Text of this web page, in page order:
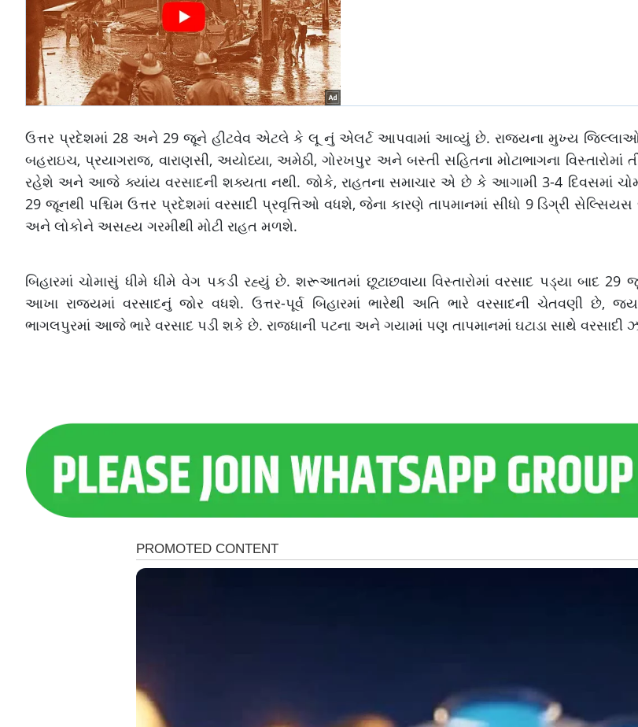
ઉત્તર પ્રદેશમાં 28 અને 29 જૂને હીટવેવ એટલે કે લૂ નું એલર્ટ આપવામાં આવ્યું છે. રાજ્યના મુખ્ય જિલ્લાઓ
બહરાઇચ, પ્રયાગરાજ, વારાણસી, અયોધ્યા, અમેઠી, ગોરખપુર અને બસ્તી સહિતના મોટાભાગના વિસ્તારોમાં
રહેશે અને આજે ક્યાંય વરસાદની શક્યતા નથી. જોકે, રાહતના સમાચાર એ છે કે આગામી 3-4 દિવસમાં
29 જૂનથી પશ્ચિમ ઉત્તર પ્રદેશમાં વરસાદી પ્રવૃત્તિઓ વધશે, જેના કારણે તાપમાનમાં સીધો 9 ડિગ્રી સેલ્સિયસ
અને લોકોને અસહ્ય ગરમીથી મોટી રાહત મળશે.
બિહારમાં ચોમાસું ધીમે ધીમે વેગ પકડી રહ્યું છે. શરૂઆતમાં છૂટાછવાયા વિસ્તારોમાં વરસાદ પડ્યા બાદ
આખા રાજ્યમાં વરસાદનું જોર વધશે. ઉત્તર-પૂર્વ બિહારમાં ભારેથી અતિ ભારે વરસાદની ચેતવણી છે,
ભાગલપુરમાં આજે ભારે વરસાદ પડી શકે છે. રાજધાની પટના અને ગયામાં પણ તાપમાનમાં ઘટાડા સાથે વરસાદી